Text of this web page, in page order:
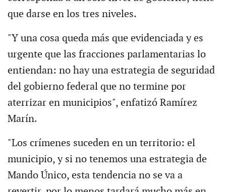
que darse en los tres niveles.
"Y una cosa queda más que evidenciada y es
urgente que las fracciones parlamentarias lo
entiendan: no hay una estrategia de seguridad
del gobierno federal que no termine por
aterrizar en municipios", enfatizó Ramírez
Marín.
"Los crímenes suceden en un territorio: el
municipio, y si no tenemos una estrategia de
Mando Único, esta tendencia no se va a